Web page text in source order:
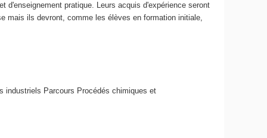
pratique. Leurs acquis d'expérience seront
mais ils devront, comme les élèves en formation initiale,
industriels Parcours Procédés chimiques et